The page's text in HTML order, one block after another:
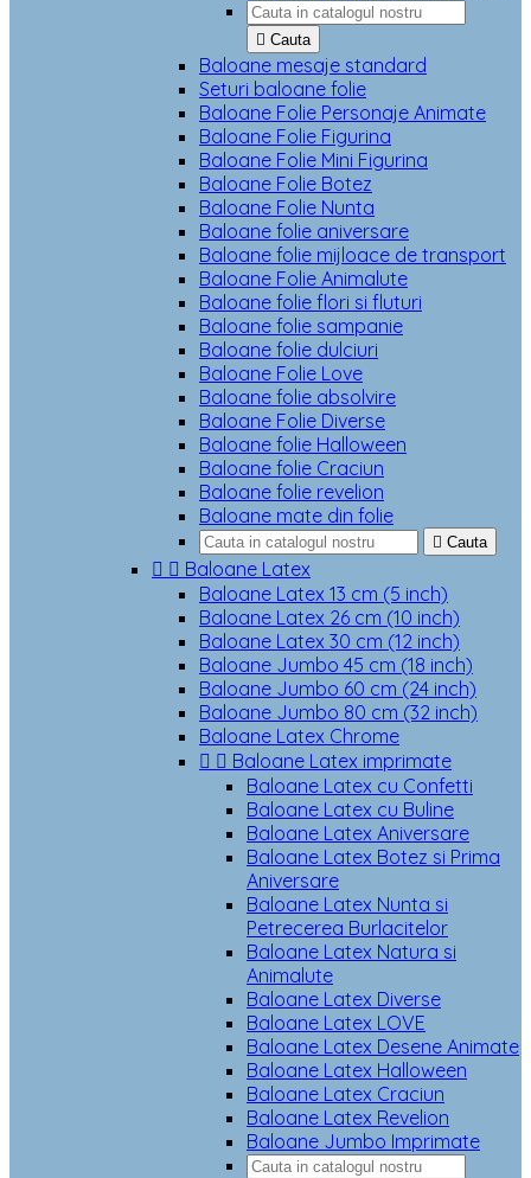
 Cauta
Baloane mesaje standard
Seturi baloane folie
Baloane Folie Personaje Animate
Baloane Folie Figurina
Baloane Folie Mini Figurina
Baloane Folie Botez
Baloane Folie Nunta
Baloane folie aniversare
Baloane folie mijloace de transport
Baloane Folie Animalute
Baloane folie flori si fluturi
Baloane folie sampanie
Baloane folie dulciuri
Baloane Folie Love
Baloane folie absolvire
Baloane Folie Diverse
Baloane folie Halloween
Baloane folie Craciun
Baloane folie revelion
Baloane mate din folie
 Cauta
  Baloane Latex
Baloane Latex 13 cm (5 inch)
Baloane Latex 26 cm (10 inch)
Baloane Latex 30 cm (12 inch)
Baloane Jumbo 45 cm (18 inch)
Baloane Jumbo 60 cm (24 inch)
Baloane Jumbo 80 cm (32 inch)
Baloane Latex Chrome
  Baloane Latex imprimate
Baloane Latex cu Confetti
Baloane Latex cu Buline
Baloane Latex Aniversare
Baloane Latex Botez si Prima
Aniversare
Baloane Latex Nunta si
Petrecerea Burlacitelor
Baloane Latex Natura si
Animalute
Baloane Latex Diverse
Baloane Latex LOVE
Baloane Latex Desene Animate
Baloane Latex Halloween
Baloane Latex Craciun
Baloane Latex Revelion
Baloane Jumbo Imprimate